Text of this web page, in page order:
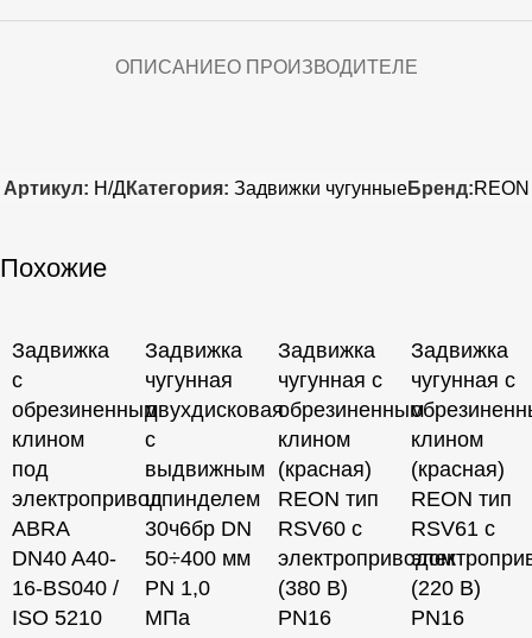
ОПИСАНИЕО ПРОИЗВОДИТЕЛЕ
Артикул: Н/ДКатегория: Задвижки чугунныеБренд:REON
Похожие
Задвижка
с
обрезиненным
клином
под
электропривод
ABRA
DN40 A40-
16-BS040 /
ISO 5210
Задвижка
чугунная
двухдисковая
с
выдвижным
шпинделем
30ч6бр DN
50÷400 мм
PN 1,0
МПа
Задвижка
чугунная с
обрезиненным
клином
(красная)
REON тип
RSV60 с
электроприводом
(380 В)
PN16
Задвижка
чугунная с
клином
(красная)
REON тип
RSV61 с
(220 В)
PN16